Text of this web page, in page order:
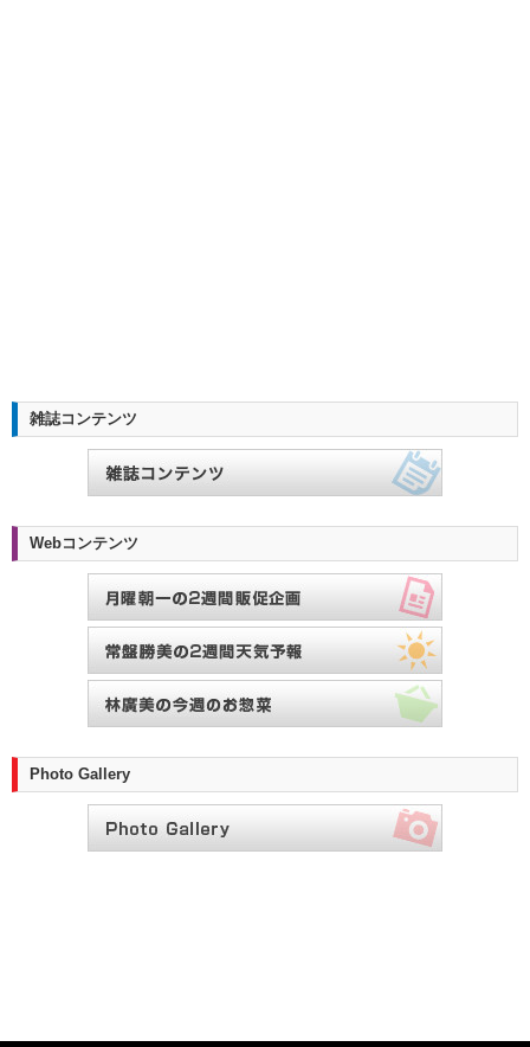
雑誌コンテンツ
Webコンテンツ
Photo Gallery